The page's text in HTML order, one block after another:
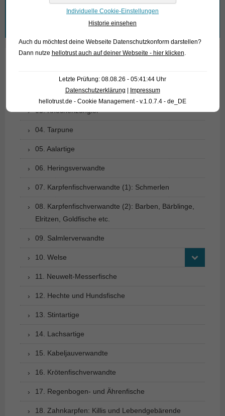
02. Lebende Fossilien
03. Knochenzüngler
04. Tarpune
05. Aalartige
06. Heringsverwandte
07. Karpfenfischverwandte (1): Schmerlen
08. Karpfenfischverwandte (2): Barben, Bärblinge,
Elritzen, Goldfische etc.
09. Salmlerverwandte
10. Welse
11. Neuwelt-Messerfische
12. Hechte und Hundsfische
13. Stintartige
14. Lachsartige
15. Kabeljauverwandte
16. Krötenfischverwandte
17. Regenbogen- und Ährenfische
18. Zahnkarpfen: Killis und Lebendgebärende
Individuelle Cookie-Einstellungen
Historie einsehen
Auch du möchtest deine Webseite Datenschutzkonform darstellen?
Dann nutze hellotrust auch auf deiner Webseite - hier klicken.
Letzte Prüfung: 08.08.26 - 05:41:44 Uhr
Datenschutzerklärung
Impressum
hellotrust.de - Cookie Management - v.1.0.7.4 - de_DE